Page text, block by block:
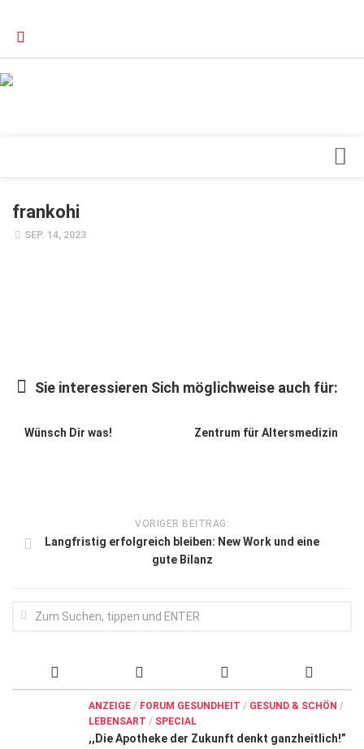
Forschung
Forum Gesundheit
Kampf gegen Krebs
Lebensart
frankohi
SEP. 14, 2023
Sie interessieren Sich möglichweise auch für:
Wünsch Dir was! Zentrum für Altersmedizin
VORIGER BEITRAG:
Langfristig erfolgreich bleiben: New Work und eine
gute Bilanz
ANZEIGE / FORUM GESUNDHEIT / GESUND & SCHÖN /
LEBENSART / SPECIAL
,,Die Apotheke der Zukunft denkt ganzheitlich!”